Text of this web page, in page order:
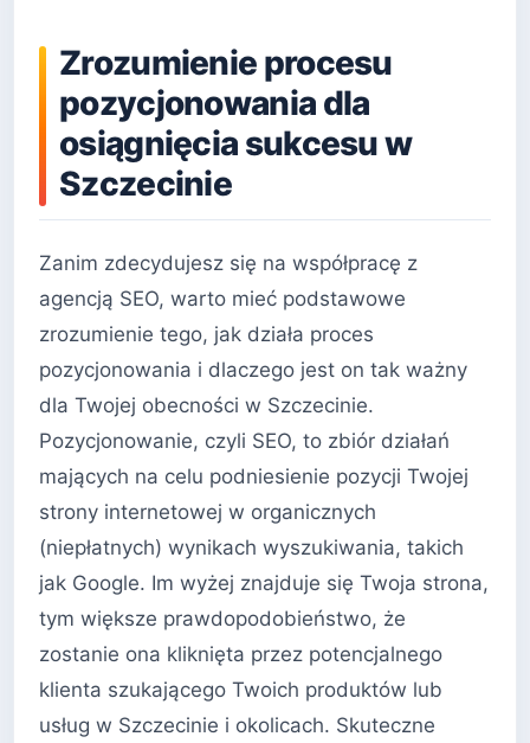
Zrozumienie procesu
pozycjonowania dla
osiągnięcia sukcesu w
Szczecinie
Zanim zdecydujesz się na współpracę z
agencją SEO, warto mieć podstawowe
zrozumienie tego, jak działa proces
pozycjonowania i dlaczego jest on tak ważny
dla Twojej obecności w Szczecinie.
Pozycjonowanie, czyli SEO, to zbiór działań
mających na celu podniesienie pozycji Twojej
strony internetowej w organicznych
(niepłatnych) wynikach wyszukiwania, takich
jak Google. Im wyżej znajduje się Twoja strona,
tym większe prawdopodobieństwo, że
zostanie ona kliknięta przez potencjalnego
klienta szukającego Twoich produktów lub
usług w Szczecinie i okolicach. Skuteczne